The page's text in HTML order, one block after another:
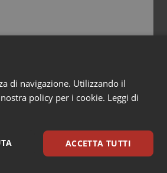
ricerca per
di navigazione. Utilizzando il
policy per i cookie. Leggi di
ACCETTA TUTTI